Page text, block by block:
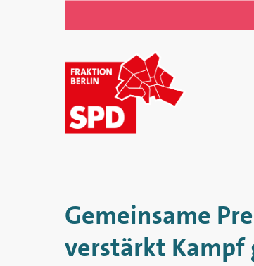
SPD-
Fraktion
im
von
Berlin
Gemeinsame
verstärkt Kampf